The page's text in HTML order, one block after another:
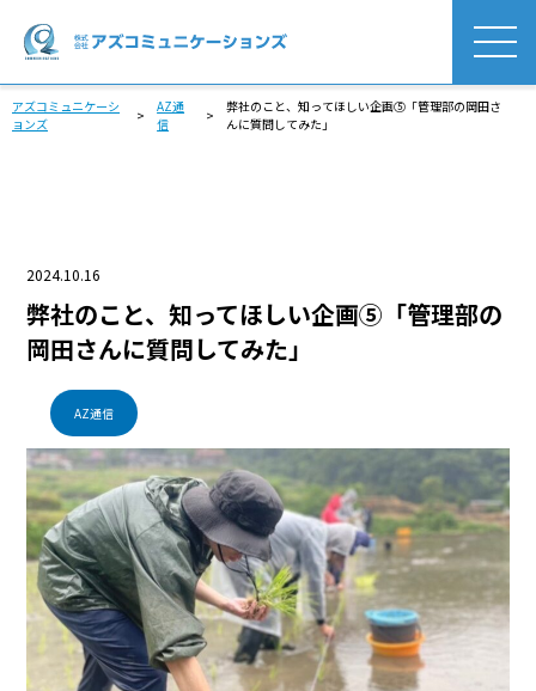
アズコミュニケーシ
ョンズ
>
AZ通
信
>
弊社のこと、知ってほしい企画⑤「管理部の岡田さ
んに質問してみた」
2024.10.16
弊社のこと、知ってほしい企画⑤「管理部の
岡田さんに質問してみた」
AZ通信